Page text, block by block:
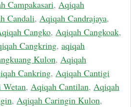
Campakasari, Aqiqah
Candali, Aqiqah Candrajaya,
Cangko, Aqiqah Cangkoak,
Cangkring, aqiqah
Kulon, Aqiqah
Cankring, Aqiqah Cantigi
, Aqiqah Cantilan, Aqiqah
, Aqiqah Caringin Kulon,